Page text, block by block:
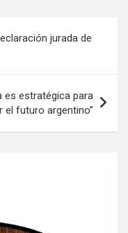
jurada de
es estratégica para
el futuro argentino”